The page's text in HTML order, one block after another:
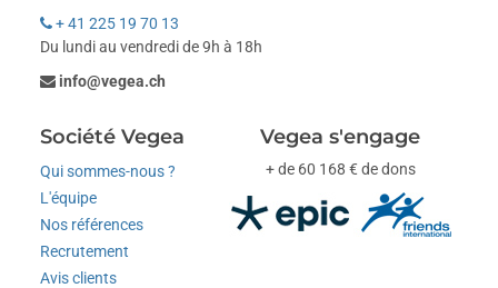
+ 41 225 19 70 13
Du lundi au vendredi de 9h à 18h
info@vegea.ch
Société Vegea
Qui sommes-nous ?
L'équipe
Nos références
Recrutement
Avis clients
Vegea s'engage
+ de 60 168 € de dons